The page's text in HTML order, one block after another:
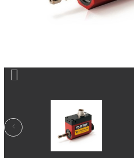
